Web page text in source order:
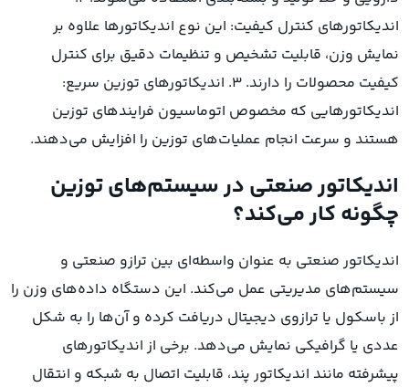
اندیکاتورهای کنترل کیفیت: این نوع اندیکاتورها علاوه بر
نمایش وزن، قابلیت تشخیص و تنظیمات دقیق برای کنترل
کیفیت محصولات را دارند. ۳. اندیکاتورهای توزین سریع:
اندیکاتورهایی که مخصوص اتوماسیون فرایندهای توزین
هستند و سرعت انجام عملیات‌های توزین را افزایش می‌دهند.
اندیکاتور صنعتی در سیستم‌های توزین
چگونه کار می‌کند؟
اندیکاتور صنعتی به عنوان واسطه‌ای بین ترازو صنعتی و
سیستم‌های مدیریتی عمل می‌کند. این دستگاه داده‌های وزن را
از باسکول‌ یا ترازوی دیجیتال دریافت کرده و آن‌ها را به شکل
عددی یا گرافیکی نمایش می‌دهد. برخی از اندیکاتورهای
پیشرفته مانند اندیکاتور پند، قابلیت اتصال به شبکه و انتقال